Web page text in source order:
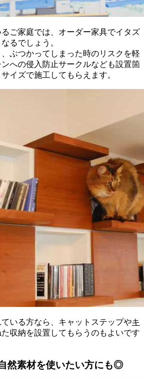
ご家庭では、オーダー家具でイタズ
るでしょう。
ぶつかってしまった時のリスクを軽
への侵入防止サークルなども設置箇
イズで施工してもらえます。
いる方なら、キャットステップやキ
た収納を設置してもらうのもよいです
然素材を使いたい方にも◎